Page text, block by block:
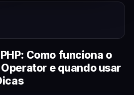
Como funciona o
e quando usar